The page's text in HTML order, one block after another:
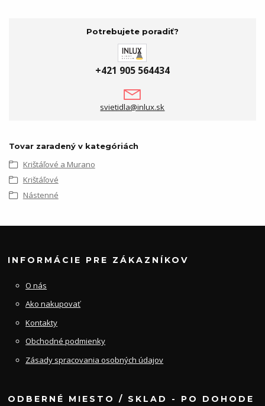
Potrebujete poradiť?
+421 905 564434
svietidla@inlux.sk
Tovar zaradený v kategóriách
Krištáľové a Murano
Krištáľové
Nástenné
INFORMÁCIE PRE ZÁKAZNÍKOV
O nás
Ako nakupovať
Kontakty
Obchodné podmienky
Zásady spracovania osobných údajov
ODBERNÉ MIESTO / SKLAD - PO DOHODE